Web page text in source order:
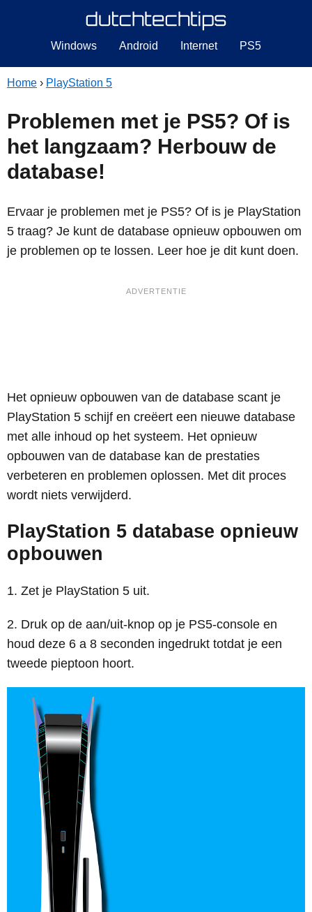
Windows Android Internet PS5
Home › PlayStation 5
Problemen met je PS5? Of is
het langzaam? Herbouw de
database!
Ervaar je problemen met je PS5? Of is je PlayStation
5 traag? Je kunt de database opnieuw opbouwen om
je problemen op te lossen. Leer hoe je dit kunt doen.
Het opnieuw opbouwen van de database scant je
PlayStation 5 schijf en creëert een nieuwe database
met alle inhoud op het systeem. Het opnieuw
opbouwen van de database kan de prestaties
verbeteren en problemen oplossen. Met dit proces
wordt niets verwijderd.
PlayStation 5 database opnieuw
opbouwen
Zet je PlayStation 5 uit.
Druk op de aan/uit-knop op je PS5-console en
houd deze 6 a 8 seconden ingedrukt totdat je een
tweede pieptoon hoort.